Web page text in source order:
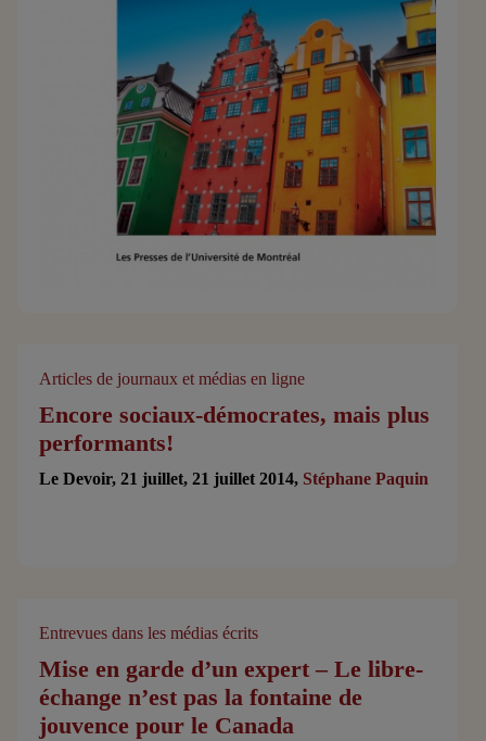
Articles de journaux et médias en ligne
Encore sociaux-démocrates, mais plus
performants!
Le Devoir, 21 juillet, 21 juillet 2014, Stéphane Paquin
Entrevues dans les médias écrits
Mise en garde d’un expert – Le libre-
échange n’est pas la fontaine de
jouvence pour le Canada